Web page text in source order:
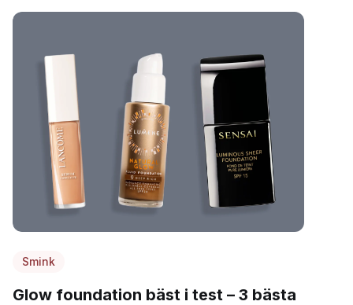
Smink
Glow foundation bäst i test – 3 bästa